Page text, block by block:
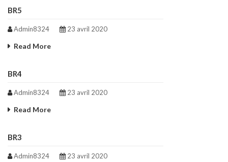
BR5
Admin8324 23 avril 2020
Read More
BR4
Admin8324 23 avril 2020
Read More
BR3
Admin8324 23 avril 2020